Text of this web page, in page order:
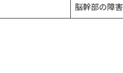
脳幹部の障害